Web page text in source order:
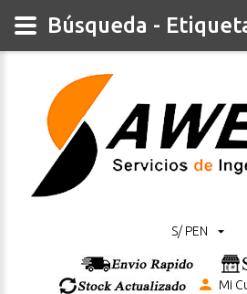
S/ PEN
Mi